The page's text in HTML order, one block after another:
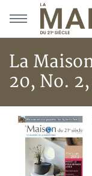
Aller au menu
Aller au contenu
La
20, No.
Accueil
Boutique
La Maison du
La